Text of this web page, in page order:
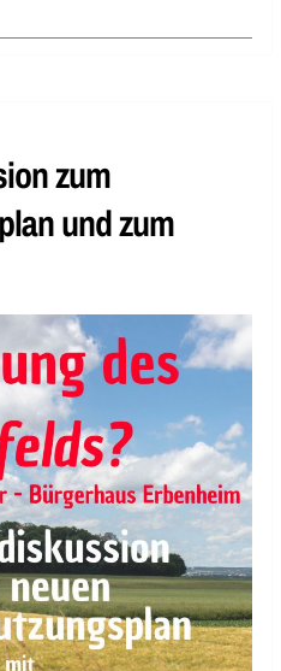
zum
und zum